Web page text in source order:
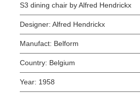
S3 dining chair by Alfred Hendrickx
Designer: Alfred Hendrickx
Manufact: Belform
Country: Belgium
Year: 1958